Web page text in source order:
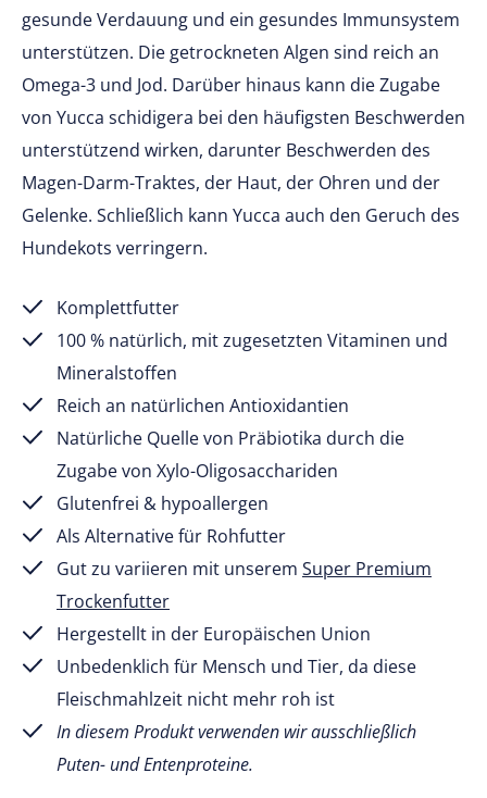
gesunde Verdauung und ein gesundes Immunsystem
unterstützen. Die getrockneten Algen sind reich an
Omega-3 und Jod. Darüber hinaus kann die Zugabe
von Yucca schidigera bei den häufigsten Beschwerden
unterstützend wirken, darunter Beschwerden des
Magen-Darm-Traktes, der Haut, der Ohren und der
Gelenke. Schließlich kann Yucca auch den Geruch des
Hundekots verringern.
Komplettfutter
100 % natürlich, mit zugesetzten Vitaminen und
Mineralstoffen
Reich an natürlichen Antioxidantien
Natürliche Quelle von Präbiotika durch die
Zugabe von Xylo-Oligosacchariden
Glutenfrei & hypoallergen
Als Alternative für Rohfutter
Gut zu variieren mit unserem Super Premium
Trockenfutter
Hergestellt in der Europäischen Union
Unbedenklich für Mensch und Tier, da diese
Fleischmahlzeit nicht mehr roh ist
In diesem Produkt verwenden wir ausschließlich
Puten- und Entenproteine.